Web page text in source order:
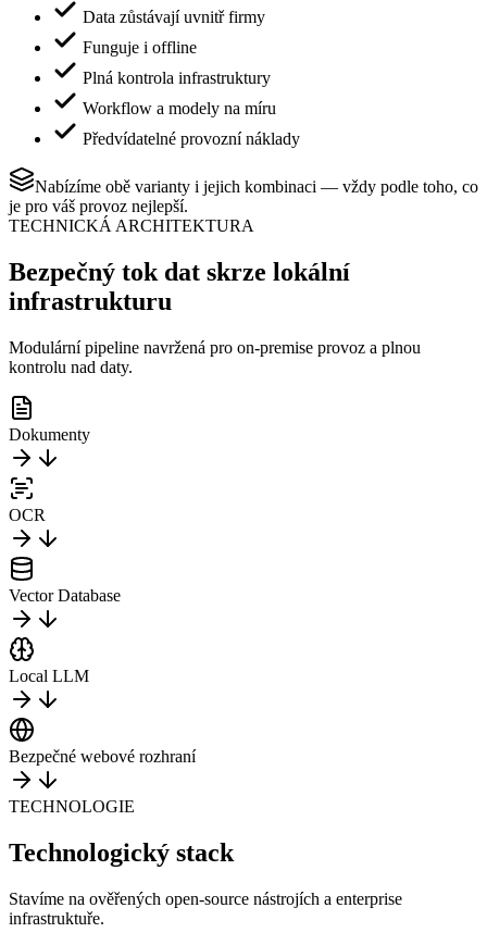
Data zůstávají uvnitř firmy
Funguje i offline
Plná kontrola infrastruktury
Workflow a modely na míru
Předvídatelné provozní náklady
Nabízíme obě varianty i jejich kombinaci — vždy podle toho, co
je pro váš provoz nejlepší.
TECHNICKÁ ARCHITEKTURA
Bezpečný tok dat skrze lokální
infrastrukturu
Modulární pipeline navržená pro on-premise provoz a plnou
kontrolu nad daty.
Dokumenty
OCR
Vector Database
Local LLM
Bezpečné webové rozhraní
TECHNOLOGIE
Technologický stack
Stavíme na ověřených open-source nástrojích a enterprise
infrastruktuře.